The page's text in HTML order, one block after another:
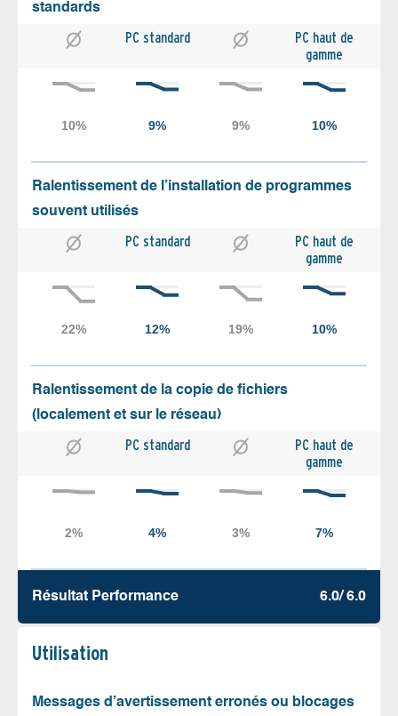
standards
PC standard
PC haut de
gamme
Ralentissement de l’installation de programmes
souvent utilisés
PC standard
PC haut de
gamme
Ralentissement de la copie de fichiers
(localement et sur le réseau)
PC standard
PC haut de
gamme
Résultat Performance 6.0/ 6.0
Utilisation
Messages d’avertissement erronés ou blocages